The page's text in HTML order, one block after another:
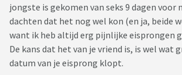
jongste is gekomen van seks 9 dagen voor
dachten dat het nog wel kon (en ja, beide
want ik heb altijd erg pijnlijke eisprongen
De kans dat het van je vriend is, is wel wat
datum van je eisprong klopt.